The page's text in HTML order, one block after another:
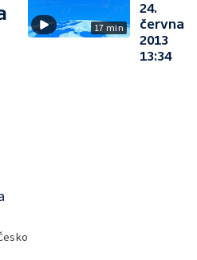
17 min
24.
června
2013
13:34